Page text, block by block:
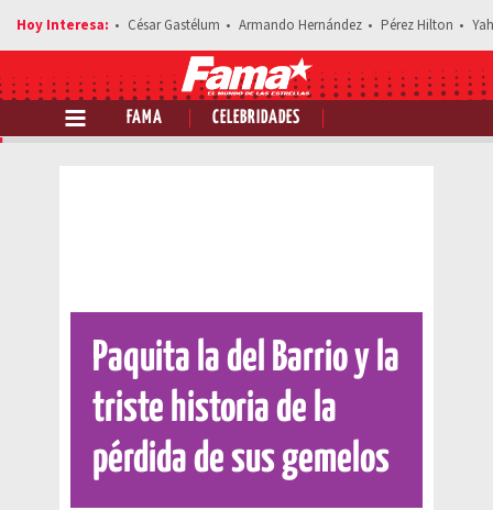
César Gastélum Armando Hernández Pérez Hilton
FAMA CELEBRIDADES
Comparte esta noticia
Paquita la del Barrio y la
triste historia de la
pérdida de sus gemelos